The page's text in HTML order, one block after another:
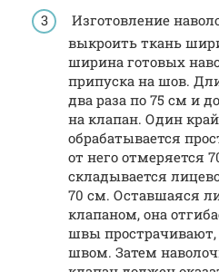
Изготовление
выкроить ткань
ширина готовых
припуска на шов.
два раза по 75 см и
на клапан. Один
обрабатывается
от него отмеряется
складывается
70 см. Оставшаяся
клапаном, она
швы
швом. Затем